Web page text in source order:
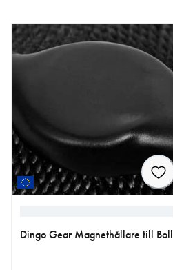
Dingo Gear Magnethållare till Boll